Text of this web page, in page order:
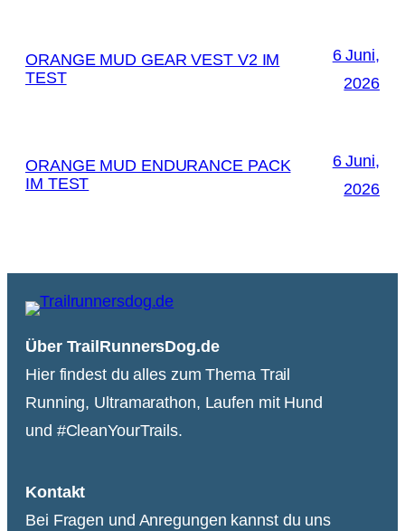
ORANGE MUD GEAR VEST V2 IM
TEST
6 Juni,
2026
ORANGE MUD ENDURANCE PACK
IM TEST
6 Juni,
2026
Über TrailRunnersDog.de
Hier findest du alles zum Thema Trail
Running, Ultramarathon, Laufen mit Hund
und #CleanYourTrails.
Kontakt
Bei Fragen und Anregungen kannst du uns